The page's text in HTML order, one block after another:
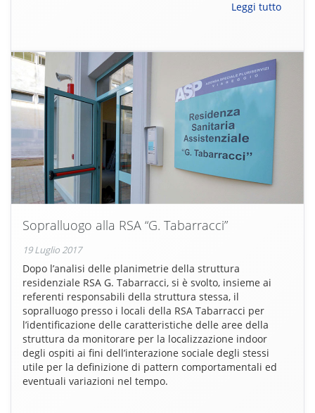
Leggi tutto
Sopralluogo alla RSA “G. Tabarracci”
19 Luglio 2017
Dopo l’analisi delle planimetrie della struttura
residenziale RSA G. Tabarracci, si è svolto, insieme ai
referenti responsabili della struttura stessa, il
sopralluogo presso i locali della RSA Tabarracci per
l’identificazione delle caratteristiche delle aree della
struttura da monitorare per la localizzazione indoor
degli ospiti ai fini dell’interazione sociale degli stessi
utile per la definizione di pattern comportamentali ed
eventuali variazioni nel tempo.